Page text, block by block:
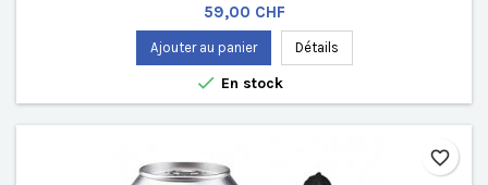
Prix
59,00 CHF
Ajouter au panier Détails
 En stock
favorite_border